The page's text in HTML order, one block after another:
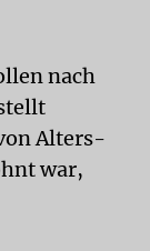
nach
Alters-
war,